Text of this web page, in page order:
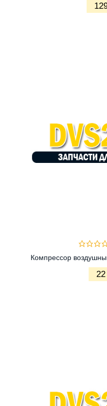
Компрессор